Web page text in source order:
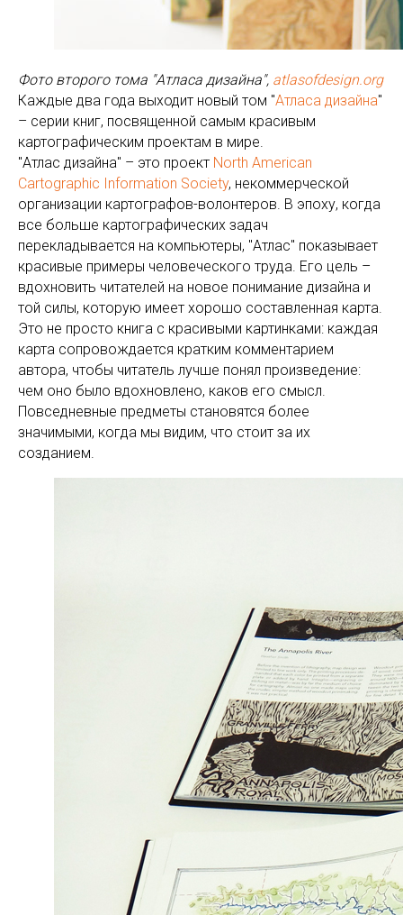
Фото второго тома "Атласа дизайна", atlasofdesign.org
Каждые два года выходит новый том "Атласа дизайна"
– серии книг, посвященной самым красивым
картографическим проектам в мире.
"Атлас дизайна" – это проект North American
Cartographic Information Society, некоммерческой
организации картографов-волонтеров. В эпоху, когда
все больше картографических задач
перекладывается на компьютеры, "Атлас" показывает
красивые примеры человеческого труда. Его цель –
вдохновить читателей на новое понимание дизайна и
той силы, которую имеет хорошо составленная карта.
Это не просто книга с красивыми картинками: каждая
карта сопровождается кратким комментарием
автора, чтобы читатель лучше понял произведение:
чем оно было вдохновлено, каков его смысл.
Повседневные предметы становятся более
значимыми, когда мы видим, что стоит за их
созданием.